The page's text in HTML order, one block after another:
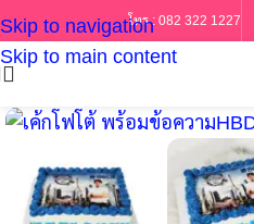
Skip to navigation
Skip to main content
โทร : 082 322 1227